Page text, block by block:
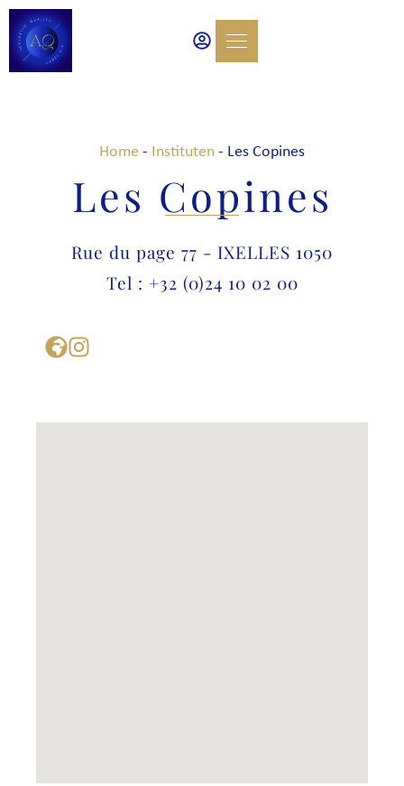
Home - Instituten- Les Copines
Les Copines
Rue du page 77 - IXELLES 1050
Tel : +32 (0)24 10 02 00